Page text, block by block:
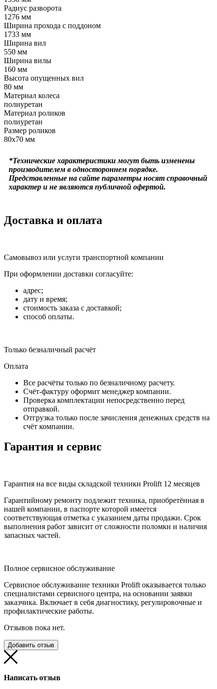
Радиус разворота
1276 мм
Ширина прохода с поддоном
1733 мм
Ширина вил
550 мм
Ширина вилы
160 мм
Высота опущенных вил
80 мм
Материал колеса
полиуретан
Материал роликов
полиуретан
Размер роликов
80х70 мм
*Технические характеристики могут быть изменены
производителем в одностороннем порядке.
Представленные на сайте параметры носят справочный
характер и не являются публичной офертой.
Доставка и оплата
Самовывоз или услуги транспортной компании
При оформлении доставки согласуйте:
адрес;
дату и время;
стоимость заказа с доставкой;
способ оплаты.
Только безналичный расчёт
Оплата
Все расчёты только по безналичному расчету.
Счёт-фактуру оформит менеджер компании.
Проверка комплектации непосредственно перед
отправкой.
Отгрузка только после зачисления денежных средств на
счёт компании.
Гарантия и сервис
Гарантия на все виды складской техники Prolift 12 месяцев
Гарантийному ремонту подлежит техника, приобретённая в
нашей компании, в паспорте которой имеется
соответствующая отметка с указанием даты продажи. Срок
выполнения работ зависит от сложности поломки и наличия
запасных частей.
Полное сервисное обслуживание
Сервисное обслуживание техники Prolift оказывается только
специалистами сервисного центра, на основании заявки
заказчика. Включает в себя диагностику, регулировочные и
профилактические работы.
Отзывов пока нет.
Добавить отзыв
Написать отзыв